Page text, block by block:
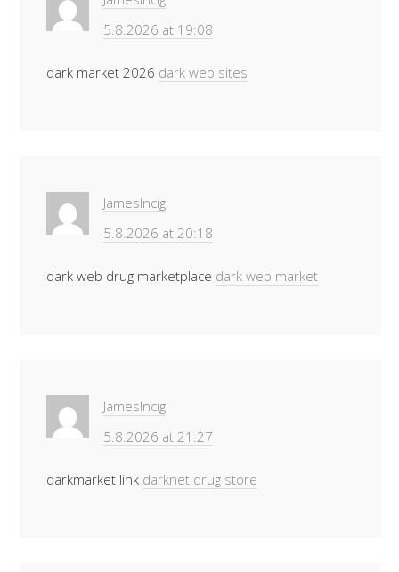
5.8.2026 at 19:08
dark market 2026 dark web sites
JamesIncig
5.8.2026 at 20:18
dark web drug marketplace dark web market
JamesIncig
5.8.2026 at 21:27
darkmarket link darknet drug store